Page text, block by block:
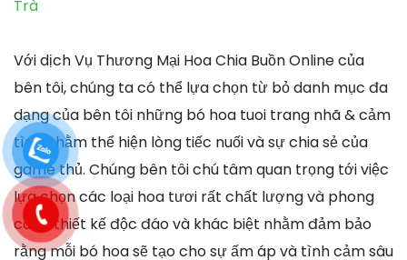
Trà
Với dịch Vụ Thương Mại Hoa Chia Buồn Online của
bên tôi, chúng ta có thể lựa chọn từ bỏ danh mục đa
dạng của bên tôi những bó hoa tuoi trang nhã & cảm
tình nhằm thể hiện lòng tiếc nuối và sự chia sẻ của
game thủ. Chúng bên tôi chú tâm quan trọng tới việc
lựa chọn các loại hoa tươi rất chất lượng và phong
cách thiết kế độc đáo và khác biệt nhằm đảm bảo
rằng mỗi bó hoa sẽ tạo cho sự ấm áp và tình cảm sâu